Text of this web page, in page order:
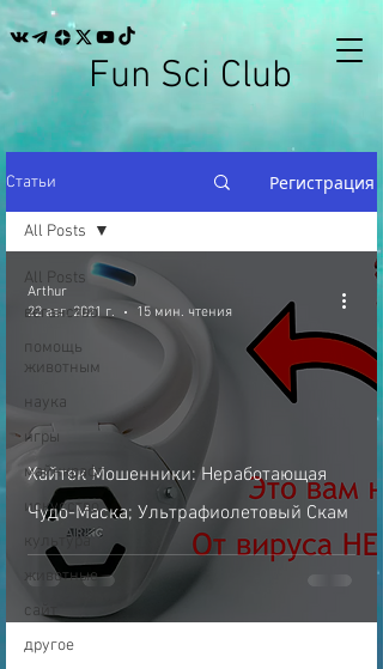
Fun Sci Club
Статьи Регистрация
All Posts
веганство
помощь
животным
наука
игры
майнкрафт
искусство
культура
животные
сайт
другое
All Posts
Хайтек Мошенники: Неработающая
Чудо-Маска; Ультрафиолетовый Скам
Arthur
22 авг. 2021 г.
15 мин. чтения